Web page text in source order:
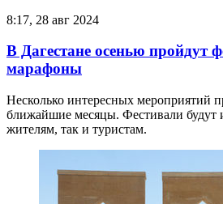
8:17, 28 авг 2024
В Дагестане осенью пройдут
марафоны
Несколько интересных мероприятий
ближайшие месяцы. Фестивали будут
жителям, так и туристам.